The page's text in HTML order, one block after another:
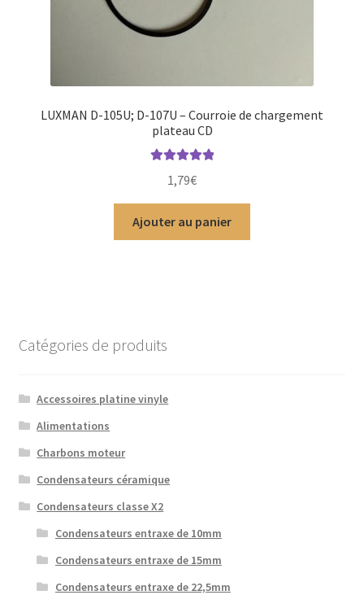
LUXMAN D-105U; D-107U – Courroie de chargement
plateau CD
1,79€
Ajouter au panier
Catégories de produits
Accessoires platine vinyle
Alimentations
Charbons moteur
Condensateurs céramique
Condensateurs classe X2
Condensateurs entraxe de 10mm
Condensateurs entraxe de 15mm
Condensateurs entraxe de 22,5mm